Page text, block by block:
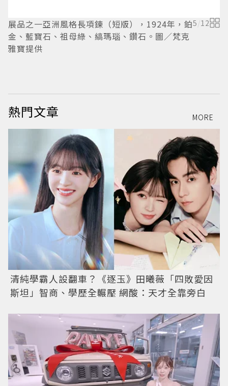
展品之一亞洲風格長項鍊（短版），1924年，鉑
金、藍寶石、祖母綠、縞瑪瑙、鑽石。圖／梵克
雅寶提供
5 /12
熱門文章 MORE
清純學霸人設翻車？《逐玉》田曦薇「四敗愛因
斯坦」智商、學歷全輾壓 網酸：天才全靠旁白